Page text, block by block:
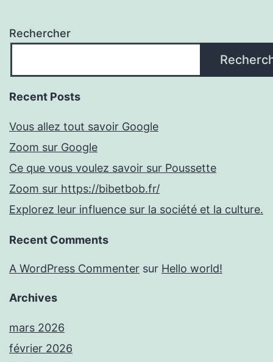
Rechercher
Recent Posts
Vous allez tout savoir Google
Zoom sur Google
Ce que vous voulez savoir sur Poussette
Zoom sur https://bibetbob.fr/
Explorez leur influence sur la société et la culture.
Recent Comments
A WordPress Commenter sur Hello world!
Archives
mars 2026
février 2026